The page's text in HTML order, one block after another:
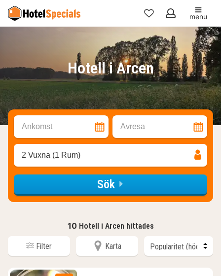
Mina
favoriter
menu
Hotell i Arcen
Ankomst Avresa
2 Vuxna (1 Rum)
Sök
10 Hotell i Arcen hittades
Filter Karta